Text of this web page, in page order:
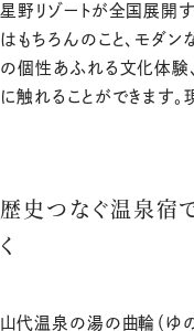
星野リゾートが全国展開
はもちろんのこと、モダ
の個性あふれる文化体験
に触れることができます
歴史つなぐ温泉宿
く
山代温泉の湯の曲輪（ゆ